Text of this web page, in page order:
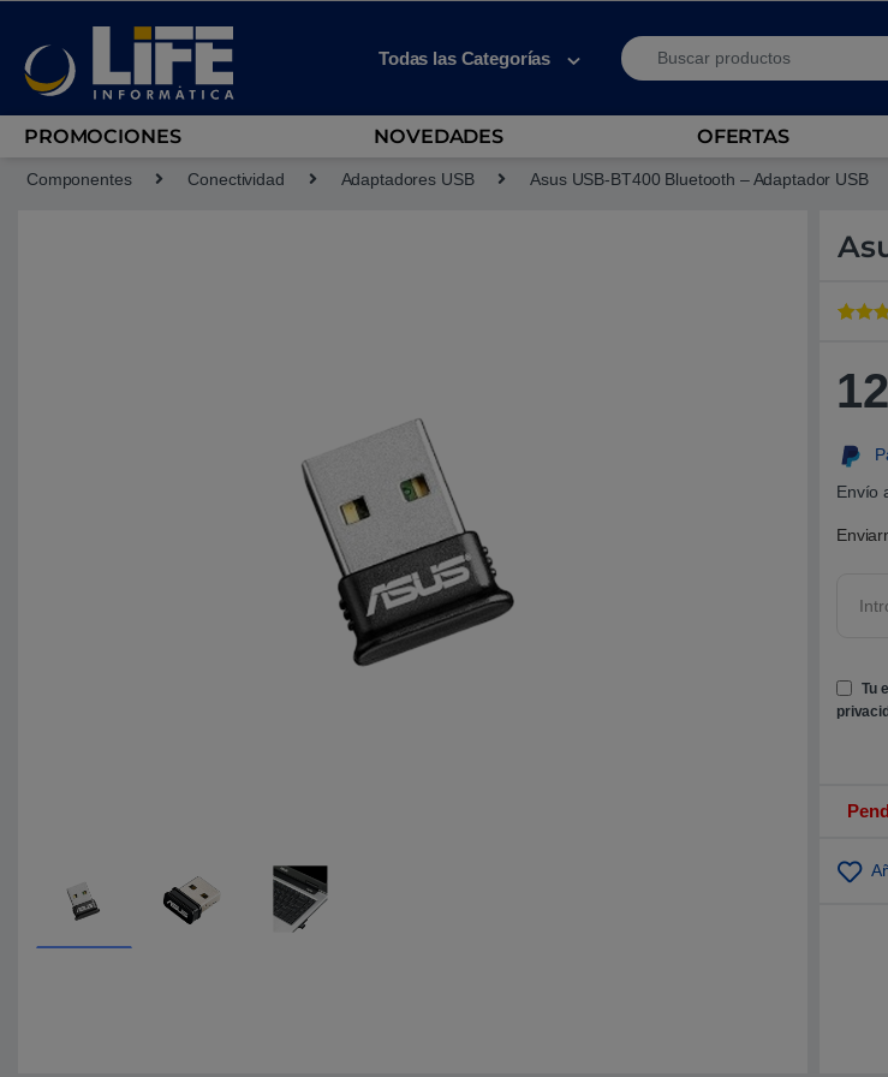
Todas las Categorías
Search for:
PROMOCIONES NOVEDADES OFERTAS
Componentes Conectividad Adaptadores USB Asus USB-BT400 Bluetooth – Adaptador USB
base a
un
12
Envío
Tu